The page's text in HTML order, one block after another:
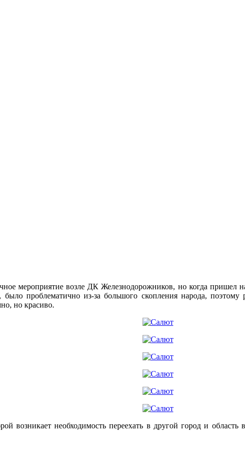
мероприятие возле ДК Железнодорожников, но когда пришел
проблематично из-за большого скопления народа,
но красиво.
возникает необходимость переехать в другой город и